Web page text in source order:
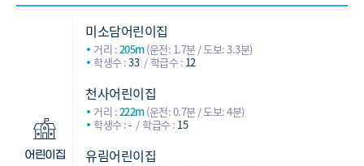
어린이집
미소담어린이집
거리 :205m(운전: 1.7분 / 도보: 3.3분)
학생수 :33 학급수 : 12
천사어린이집
거리 :222m(운전: 0.7분 / 도보: 4분)
학생수 :- 학급수 : 15
유림어린이집